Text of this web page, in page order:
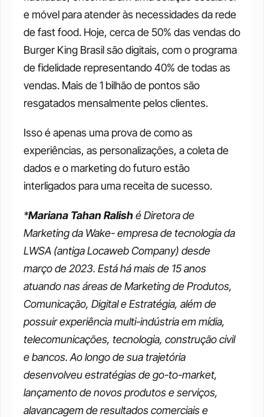
e móvel para atender às necessidades da rede
de fast food. Hoje, cerca de 50% das vendas do
Burger King Brasil são digitais, com o programa
de fidelidade representando 40% de todas as
vendas. Mais de 1 bilhão de pontos são
resgatados mensalmente pelos clientes.
Isso é apenas uma prova de como as
experiências, as personalizações, a coleta de
dados e o marketing do futuro estão
interligados para uma receita de sucesso.
*Mariana Tahan Ralish é Diretora de
Marketing da Wake- empresa de tecnologia da
LWSA (antiga Locaweb Company) desde
março de 2023. Está há mais de 15 anos
atuando nas áreas de Marketing de Produtos,
Comunicação, Digital e Estratégia, além de
possuir experiência multi-indústria em mídia,
telecomunicações, tecnologia, construção civil
e bancos. Ao longo de sua trajetória
desenvolveu estratégias de go-to-market,
lançamento de novos produtos e serviços,
alavancagem de resultados comerciais e